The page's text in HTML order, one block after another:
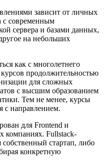
зависит от личных
с современным
сервера и базами данных,
на небольших
как с многолетнего
продолжительностью
для сложных
с высшим образованием
Тем не менее, курсы
с направлением.
для Frontend и
компаниях. Fullstack-
собственный стартап, либо
конкретную